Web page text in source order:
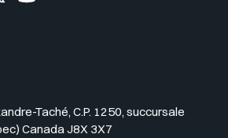
Taché, C.P. 1250, succursale
Canada J8X 3X7